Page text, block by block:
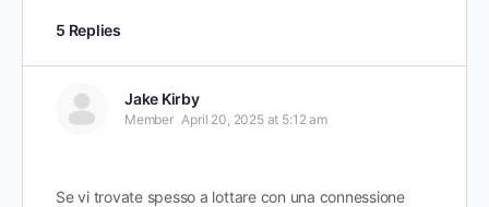
5 Replies
Jake Kirby
Member April 20, 2025 at 5:12 am
Se vi trovate spesso a lottare con una connessione